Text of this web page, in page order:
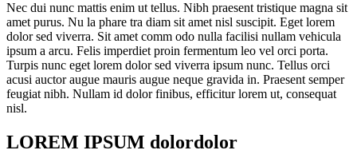
Nec dui nunc mattis enim ut tellus. Nibh praesent tristique magna sit
amet purus. Nu la phare tra diam sit amet nisl suscipit. Eget lorem
dolor sed viverra. Sit amet comm odo nulla facilisi nullam vehicula
ipsum a arcu. Felis imperdiet proin fermentum leo vel orci porta.
Turpis nunc eget lorem dolor sed viverra ipsum nunc. Tellus orci
acusi auctor augue mauris augue neque gravida in. Praesent semper
feugiat nibh. Nullam id dolor finibus, efficitur lorem ut, consequat
nisl.
LOREM IPSUM dolordolor